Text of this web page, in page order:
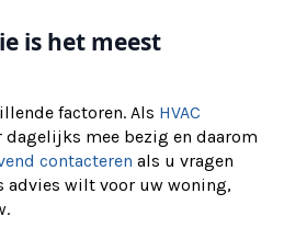
is het meest
factoren. Als HVAC
dagelijks mee bezig en daarom
contacteren als u vragen
advies wilt voor uw woning,